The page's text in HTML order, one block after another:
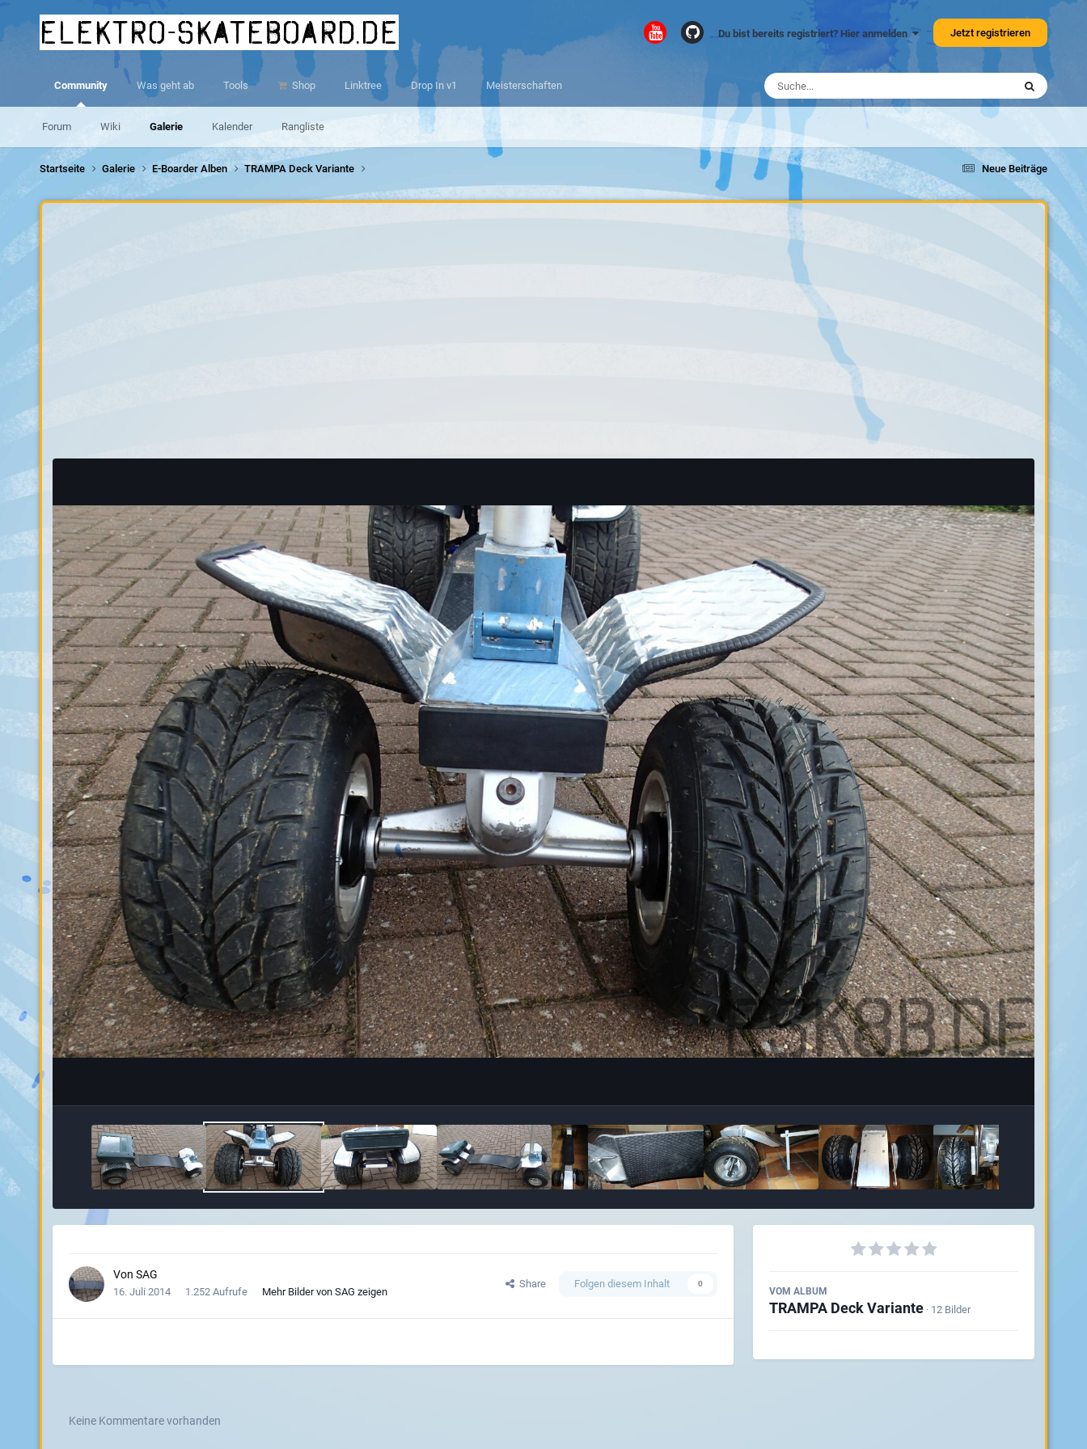
elektro-skateboard.de Du bist bereits registriert? Hier anmelden Jetzt registrieren
Community
Forum Wiki Galerie Kalender Rangliste
Was geht ab Tools Shop Linktree Drop In v1 Meisterschaften
Neue Beiträge
Startseite Galerie E-Boarder Alben TRAMPA Deck Variante
Von SAG
16. Juli 2014 1.252 Aufrufe Mehr Bilder von SAG zeigen
Share Folgen diesem Inhalt 0
VOM ALBUM
TRAMPA Deck Variante · 12 Bilder
Keine Kommentare vorhanden